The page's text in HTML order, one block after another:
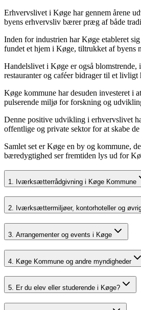
Erhvervslivet i Køge har gennem årene
byens erhvervsliv bærer præg af både
Inden for industrien har Køge etableret
fundet et hjem i Køge, tiltrukket af byens
Handelslivet i Køge er også blomstrende,
restauranter og caféer bidrager til et
Køge kommune har desuden investeret i
pulserende miljø for forskning og
Denne positive udvikling i erhvervslivet
offentlige og private sektor for at skabe
Samlet set er Køge en by og kommune,
bæredygtighed ser fremtiden lys ud for
1. Iværksætterrådgivning i Køge Kommune
2. Iværksættermiljøer, kontorhoteller og
3. Arrangementer og events i Køge
4. Køge Kommune og andre myndigheder
5. Er du elev eller studerende i Køge?